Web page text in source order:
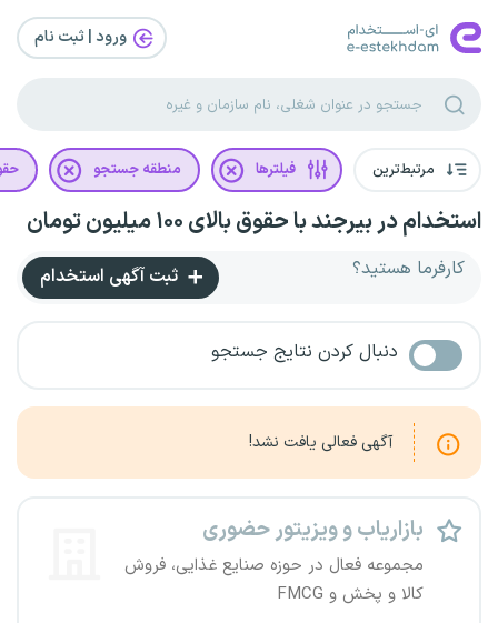
ورود | ثبت‌ نام
مرتبط‌ترین فیلترها منطقه جستجو
استخدام در بیرجند با حقوق بالای ۱۰۰ میلیون تومان
کارفرما هستید؟ ثبت آگهی استخدام
دنبال کردن نتایج جستجو
آگهی فعالی یافت نشد!
بازاریاب و ویزیتور حضوری
مجموعه فعال در حوزه صنایع غذایی، فروش
کالا و پخش و FMCG